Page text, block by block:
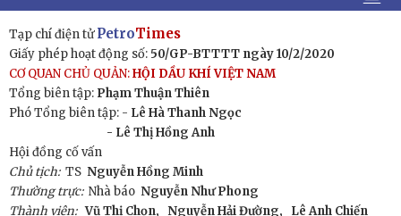
Tạp chí điện tửPetroTimes
Giấy phép hoạt động số: 50/GP-BTTTT ngày 10/2/2020
CƠ QUAN CHỦ QUẢN:HỘI DẦU KHÍ VIỆT NAM
Tổng biên tập: Phạm Thuận Thiên
Phó Tổng biên tập: - Lê Hà Thanh Ngọc
- Lê Thị Hồng Anh
Hội đồng cố vấn
Chủ tịch:TS Nguyễn Hồng Minh
Thường trực: Nhà báo Nguyễn Như Phong
Thành viên: Vũ Thị Chọn, Nguyễn Hải Đường, Lê Anh Chiến